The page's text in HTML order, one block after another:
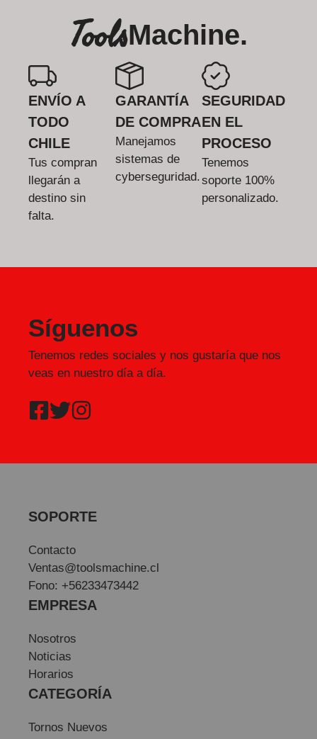
ToolsMachine.
ENVÍO A
TODO
CHILE
Tus compran
llegarán a
destino sin
falta.
GARANTÍA
DE COMPRA
Manejamos
sistemas de
cyberseguridad.
SEGURIDAD
EN EL
PROCESO
Tenemos
soporte 100%
personalizado.
Síguenos
Tenemos redes sociales y nos gustaría que nos
veas en nuestro día a día.
SOPORTE
Contacto
Ventas@toolsmachine.cl
Fono: +56233473442
EMPRESA
Nosotros
Noticias
Horarios
CATEGORÍA
Tornos Nuevos